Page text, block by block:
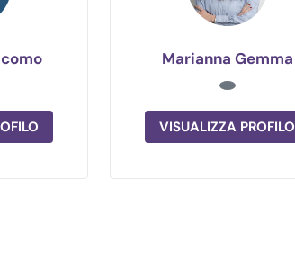
Marianna Gemma
VISUALIZZA PROFILO